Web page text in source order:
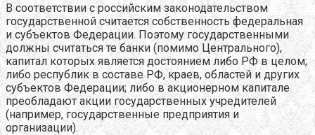
В соответствии с российским законодательством
государственной считается собственность федеральная
и субъектов Федерации. Поэтому государственными
должны считаться те банки (помимо Центрального),
капитал которых является достоянием либо РФ в целом;
либо республик в составе РФ, краев, областей и других
субъектов Федерации; либо в акционерном капитале
преобладают акции государственных учредителей
(например, государственные предприятия и
организации).